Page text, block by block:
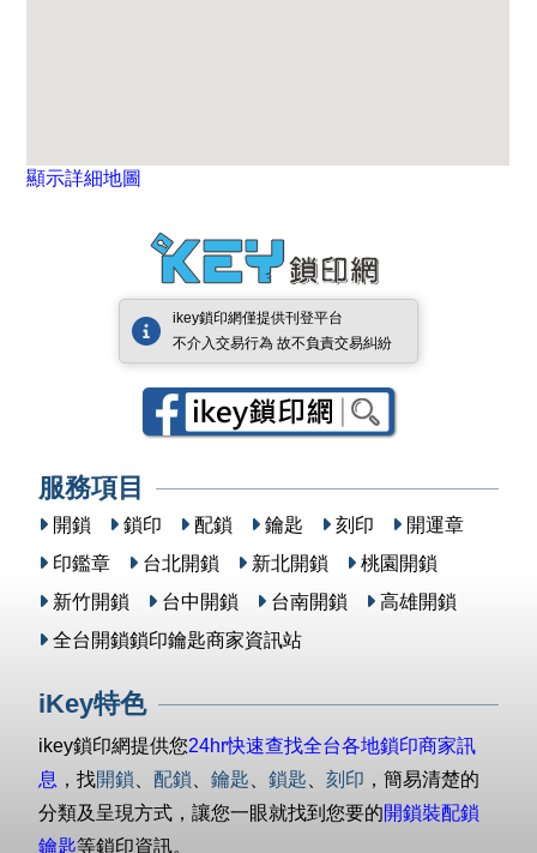
顯示詳細地圖
ikey鎖印網僅提供刊登平台
不介入交易行為 故不負責交易糾紛
服務項目
開鎖 鎖印 配鎖 鑰匙 刻印
開運章
印鑑章
台北開鎖 新北開鎖
桃園開鎖
新竹開鎖
台中開鎖 台南開鎖
高雄開鎖
全台開鎖鎖印鑰匙商家資訊站
iKey特色
ikey鎖印網提供您24hr快速查找全台各地鎖印商家訊
息 ，找開鎖、 配鎖、鑰匙、鎖匙、刻印 ，簡易清楚的
分類及呈現方式，讓您一眼就找到您要的開鎖裝配鎖
鑰匙等鎖印資訊。